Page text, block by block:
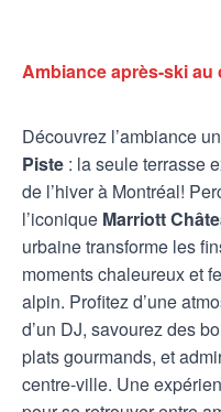
Ambiance après-ski
Découvrez l’ambiance
Piste : la seule terrasse
de l’hiver à Montréal!
l’iconique Marriott
urbaine transforme les
moments chaleureux et
alpin. Profitez d’une
d’un DJ, savourez des
plats gourmands, et
centre-ville. Une